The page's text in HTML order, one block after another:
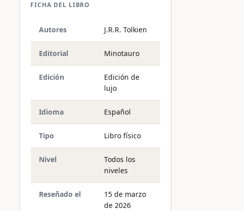
FICHA DEL LIBRO
Autores J.R.R. Tolkien
Editorial Minotauro
Edición
Edición de
lujo
Idioma Español
Tipo Libro físico
Nivel
Todos los
niveles
Reseñado el
15 de marzo
de 2026